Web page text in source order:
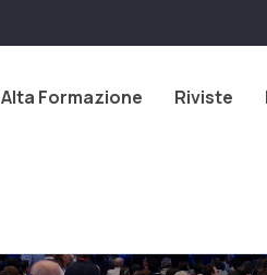
Alta Formazione Riviste